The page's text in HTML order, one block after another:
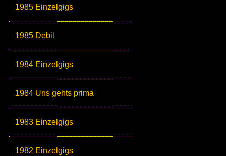
1985 Einzelgigs
1985 Debil
1984 Einzelgigs
1984 Uns gehts prima
1983 Einzelgigs
1982 Einzelgigs